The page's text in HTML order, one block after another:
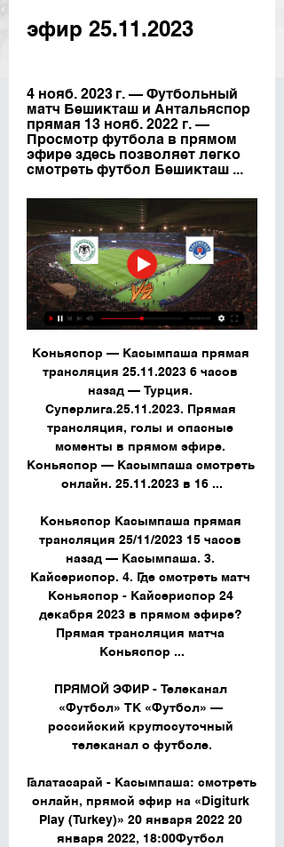
эфир 25.11.2023
4 нояб. 2023 г. — Футбольный
матч Бешикташ и Антальяспор
прямая 13 нояб. 2022 г. —
Просмотр футбола в прямом
эфире здесь позволяет легко
смотреть футбол Бешикташ ...
Коньяспор — Касымпаша прямая
трансляция 25.11.2023 6 часов
назад — Турция.
Суперлига.25.11.2023. Прямая
трансляция, голы и опасные
моменты в прямом эфире.
Коньяспор — Касымпаша смотреть
онлайн. 25.11.2023 в 16 ...
Коньяспор Касымпаша прямая
трансляция 25/11/2023 15 часов
назад — Касымпаша. 3.
Кайсериспор. 4. Где смотреть матч
Коньяспор - Кайсериспор 24
декабря 2023 в прямом эфире?
Прямая трансляция матча
Коньяспор ...
ПРЯМОЙ ЭФИР - Телеканал
«Футбол» ТК «Футбол» —
российский круглосуточный
телеканал о футболе.
Галатасарай - Касымпаша: смотреть
онлайн, прямой эфир на «Digiturk
Play (Turkey)» 20 января 2022 20
января 2022, 18:00Футбол